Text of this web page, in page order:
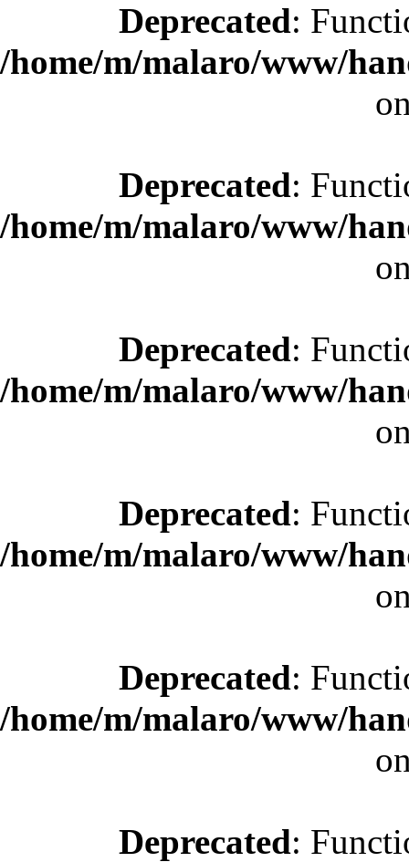
Deprecated:
/home/m/malaro/www/
Deprecated:
/home/m/malaro/www/
Deprecated:
/home/m/malaro/www/
Deprecated:
/home/m/malaro/www/
Deprecated:
/home/m/malaro/www/
Deprecated: